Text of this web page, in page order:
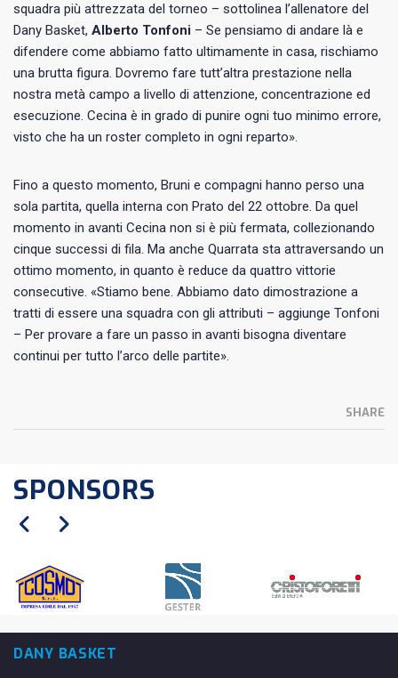
squadra più attrezzata del torneo – sottolinea l’allenatore del
Dany Basket, Alberto Tonfoni – Se pensiamo di andare là e
difendere come abbiamo fatto ultimamente in casa, rischiamo
una brutta figura. Dovremo fare tutt’altra prestazione nella
nostra metà campo a livello di attenzione, concentrazione ed
esecuzione. Cecina è in grado di punire ogni tuo minimo errore,
visto che ha un roster completo in ogni reparto».
Fino a questo momento, Bruni e compagni hanno perso una
sola partita, quella interna con Prato del 22 ottobre. Da quel
momento in avanti Cecina non si è più fermata, collezionando
cinque successi di fila. Ma anche Quarrata sta attraversando un
ottimo momento, in quanto è reduce da quattro vittorie
consecutive. «Stiamo bene. Abbiamo dato dimostrazione a
tratti di essere una squadra con gli attributi – aggiunge Tonfoni
– Per provare a fare un passo in avanti bisogna diventare
continui per tutto l’arco delle partite».
SHARE
SPONSORS
DANY BASKET